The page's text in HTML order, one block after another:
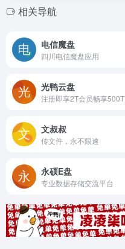
相关导航
电信魔盘
四川电信魔盘应用
光鸭云盘
注册即享2T会员畅享500T
文叔叔
传文件，永不限速
永硕E盘
专业数据存储交流平台